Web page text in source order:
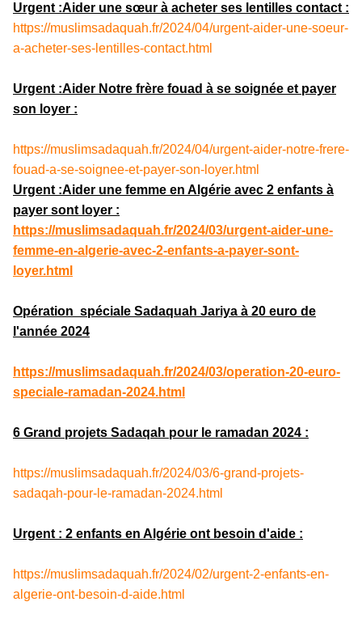
Urgent :Aider une sœur à acheter ses lentilles contact :
https://muslimsadaquah.fr/2024/04/urgent-aider-une-soeur-
a-acheter-ses-lentilles-contact.html
Urgent :Aider Notre frère fouad à se soignée et payer
son loyer :
https://muslimsadaquah.fr/2024/04/urgent-aider-notre-frere-
fouad-a-se-soignee-et-payer-son-loyer.html
Urgent :Aider une femme en Algérie avec 2 enfants à
payer sont loyer :
https://muslimsadaquah.fr/2024/03/urgent-aider-une-
femme-en-algerie-avec-2-enfants-a-payer-sont-
loyer.html
Opération spéciale Sadaquah Jariya à 20 euro de
l'année 2024
https://muslimsadaquah.fr/2024/03/operation-20-euro-
speciale-ramadan-2024.html
6 Grand projets Sadaqah pour le ramadan 2024 :
https://muslimsadaquah.fr/2024/03/6-grand-projets-
sadaqah-pour-le-ramadan-2024.html
Urgent : 2 enfants en Algérie ont besoin d'aide :
https://muslimsadaquah.fr/2024/02/urgent-2-enfants-en-
algerie-ont-besoin-d-aide.html